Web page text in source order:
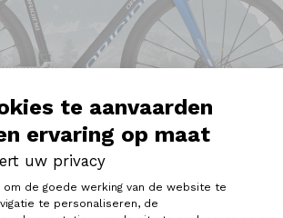
te aanvaarden
ervaring op maat
uw privacy
de goede werking van de website te
te personaliseren, de